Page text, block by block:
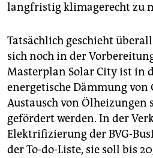
langfristig klima­gerecht zu
Tatsächlich geschieht
sich noch in der
Masterplan Solar City ist in
energetische Dämmung von
Austausch von Ölheizungen
gefördert werden. In der
Elektrifizierung der BVG-
der To-do-Liste, sie soll bis